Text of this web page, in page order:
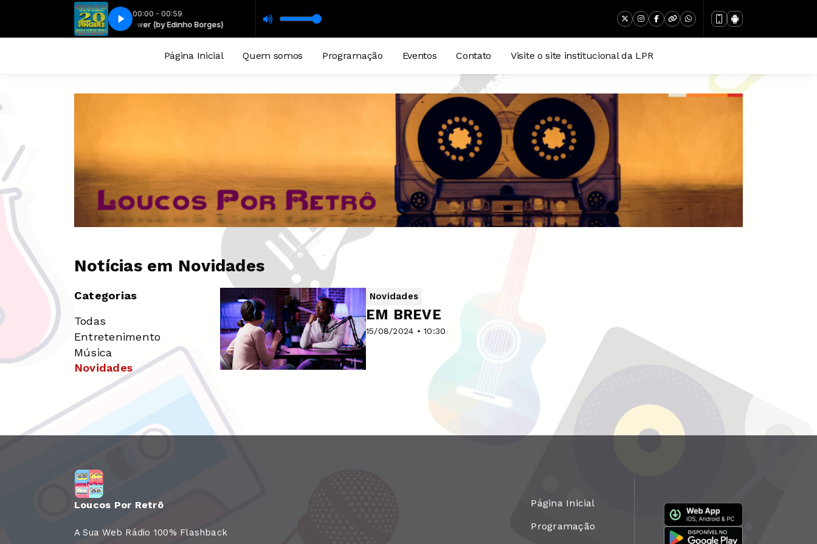
00:00 - 00:59
(by Edinho Borges)Retropower (by Edinho Borges)
DICK MAN (EDIT MIX)TWENTY FINGERS FEATURING GILETTE - SHORT DICK MAN (EDIT MIX)
Página Inicial Quem somos Programação Eventos Contato Visite o site institucional da LPR
Notícias em Novidades
Categorias
Todas
Entretenimento
Música
Novidades
Novidades
15/08/2024 • 10:30
EM BREVE
Loucos Por Retrô
A Sua Web Rádio 100% Flashback
Página Inicial
Programação